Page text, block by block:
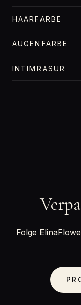
HAARFARBE
AUGENFARBE
INTIMRASUR
Folge